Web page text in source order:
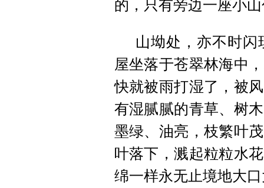
的，只有旁边一座小
山坳处，亦不时
屋坐落于苍翠林海中
快就被雨打湿了，被
有湿腻腻的青草、树
墨绿、油亮，枝繁叶
叶落下，溅起粒粒水
绵一样永无止境地大